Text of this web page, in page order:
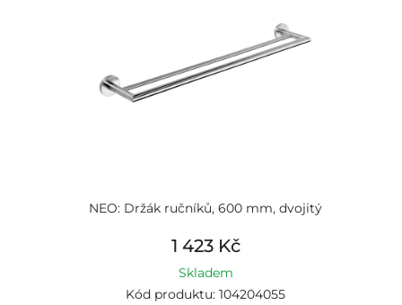
NEO: Držák ručníků, 600 mm, dvojitý
1 423 Kč
Skladem
Kód produktu: 104204055